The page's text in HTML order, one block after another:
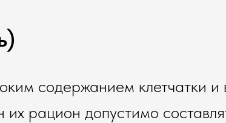
содержанием клетчатки и
рацион допустимо